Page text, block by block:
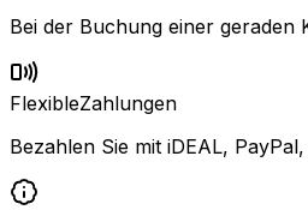
Bei der Buchung einer geraden
FlexibleZahlungen
Bezahlen Sie mit iDEAL,